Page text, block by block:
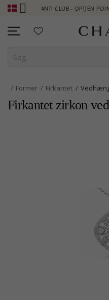
CHANTI CLUB - OPTJEN POINT SE
Former Firkantet
Firkantet zirkon